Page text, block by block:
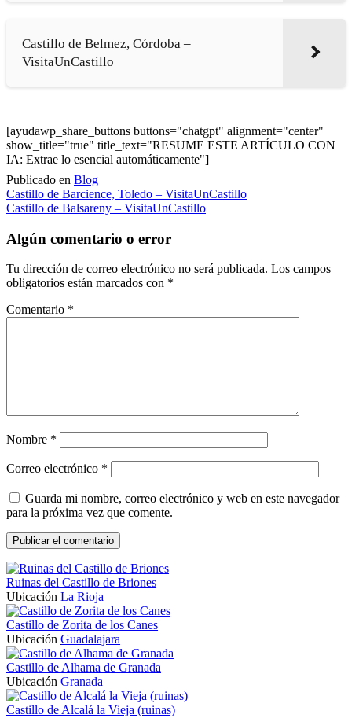
Castillo de Belmez, Córdoba –
VisitaUnCastillo
[ayudawp_share_buttons buttons="chatgpt" alignment="center"
show_title="true" title_text="RESUME ESTE ARTÍCULO CON
IA: Extrae lo esencial automáticamente"]
Publicado en Blog
Navegación
de
entradas
Castillo de Barcience, Toledo – VisitaUnCastillo
Castillo de Balsareny – VisitaUnCastillo
Algún comentario o error
Tu dirección de correo electrónico no será publicada. Los campos
obligatorios están marcados con *
Comentario *
Nombre *
Correo electrónico *
Guarda mi nombre, correo electrónico y web en este navegador
para la próxima vez que comente.
Ruinas del Castillo de Briones
Ubicación La Rioja
Castillo de Zorita de los Canes
Ubicación Guadalajara
Castillo de Alhama de Granada
Ubicación Granada
Castillo de Alcalá la Vieja (ruinas)